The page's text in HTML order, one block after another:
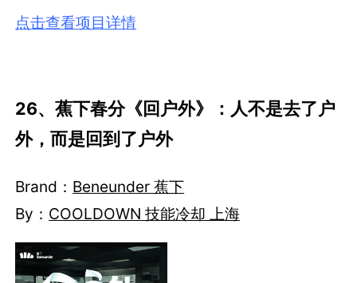
点击查看项目详情
26、蕉下春分《回户外》：人不是去了户
外，而是回到了户外
Brand： Beneunder 蕉下
By： COOLDOWN 技能冷却 上海